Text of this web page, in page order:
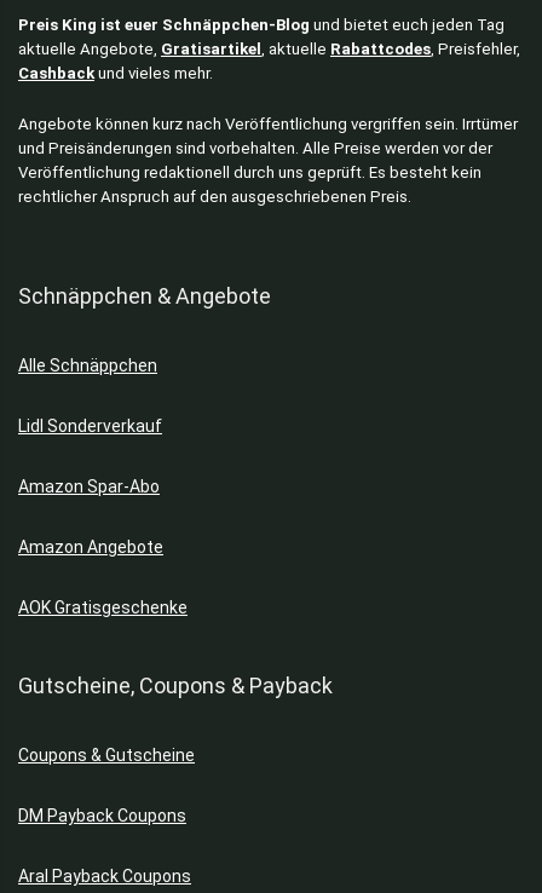
Preis King ist euer Schnäppchen-Blog und bietet euch jeden Tag
aktuelle Angebote, Gratisartikel , aktuelle Rabattcodes, Preisfehler,
Cashbackund vieles mehr.
Angebote können kurz nach Veröffentlichung vergriffen sein. Irrtümer
und Preisänderungen sind vorbehalten. Alle Preise werden vor der
Veröffentlichung redaktionell durch uns geprüft. Es besteht kein
rechtlicher Anspruch auf den ausgeschriebenen Preis.
Schnäppchen & Angebote
Alle Schnäppchen
Lidl Sonderverkauf
Amazon Spar-Abo
Amazon Angebote
AOK Gratisgeschenke
Gutscheine, Coupons & Payback
Coupons & Gutscheine
DM Payback Coupons
Aral Payback Coupons